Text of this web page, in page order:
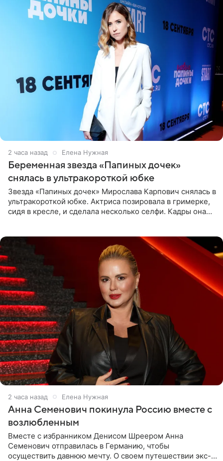
2 часа назад Елена Нужная
Беременная звезда «Папиных дочек»
снялась в ультракороткой юбке
Звезда «Папиных дочек» Мирослава Карпович снялась в
ультракороткой юбке. Актриса позировала в гримерке,
сидя в кресле, и сделала несколько селфи. Кадры она
2 часа назад Елена Нужная
Анна Семенович покинула Россию вместе с
возлюбленным
Вместе с избранником Денисом Шреером Анна
Семенович отправилась в Германию, чтобы
осуществить давнюю мечту. О своем путешествии экс-